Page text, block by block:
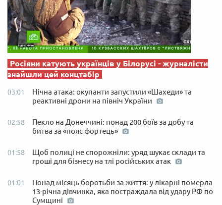
Росіяни катують українців у Білорусі - журналісти
знайшли цей концтабір
03:01
Нічна атака: окупанти запустили «Шахеди» та
реактивні дрони на північ України
02:58
Пекло на Донеччині: понад 200 боїв за добу та
битва за «пояс фортець»
01:58
Щоб полиці не спорожніли: уряд шукає склади та
гроші для бізнесу на тлі російських атак
01:01
Понад місяць боротьби за життя: у лікарні померла
13-річна дівчинка, яка постраждала від удару РФ по
Сумщині